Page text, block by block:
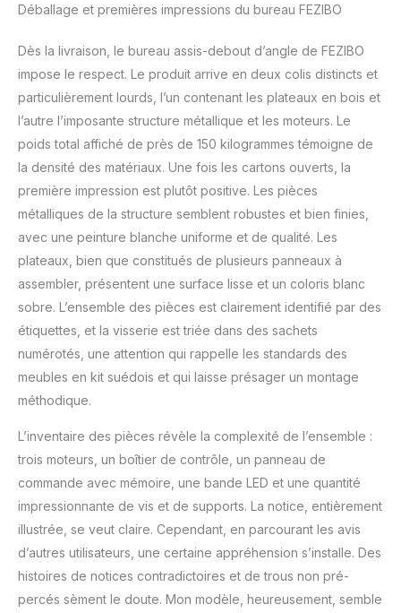
Collision
vitesse de levage : 28
d'utilisation】Notre
bureau debout en forme
multiprise intégrée avec
2 prises, 1 port USB et 1
port Type-C, un support
de moniteur complet
ergonomique et plus
d'espace pour
l'organisation. Le bureau
dispose également de
boutons vous
permettent de régler la
hauteur souhaitée de 70
centimètres à 123
fonction anti-collision.
bordées】Nos bandes
LED de 230 cm vous
permettent de profiter
d'un éclairage ambiant
avec 358 modes
prédéfinis. Choisissez
votre couleur préférée et
réglez-la avec la
télécommande.
Déballage et premières impressions du bureau FEZIBO
Dès la livraison, le bureau assis-debout d’angle de FEZIBO
impose le respect. Le produit arrive en deux colis distincts et
particulièrement lourds, l’un contenant les plateaux en bois et
l’autre l’imposante structure métallique et les moteurs. Le
poids total affiché de près de 150 kilogrammes témoigne de
la densité des matériaux. Une fois les cartons ouverts, la
première impression est plutôt positive. Les pièces
métalliques de la structure semblent robustes et bien finies,
avec une peinture blanche uniforme et de qualité. Les
plateaux, bien que constitués de plusieurs panneaux à
assembler, présentent une surface lisse et un coloris blanc
sobre. L’ensemble des pièces est clairement identifié par des
étiquettes, et la visserie est triée dans des sachets
numérotés, une attention qui rappelle les standards des
meubles en kit suédois et qui laisse présager un montage
méthodique.
L’inventaire des pièces révèle la complexité de l’ensemble :
trois moteurs, un boîtier de contrôle, un panneau de
commande avec mémoire, une bande LED et une quantité
impressionnante de vis et de supports. La notice, entièrement
illustrée, se veut claire. Cependant, en parcourant les avis
d’autres utilisateurs, une certaine appréhension s’installe. Des
histoires de notices contradictoires et de trous non pré-
percés sèment le doute. Mon modèle, heureusement, semble